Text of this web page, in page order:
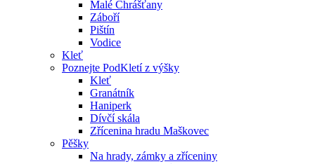
Malé Chrášťany
Záboří
Pištín
Vodice
Kleť
Poznejte PodKletí z výšky
Kleť
Granátník
Haniperk
Dívčí skála
Zřícenina hradu Maškovec
Pěšky
Na hrady, zámky a zříceniny